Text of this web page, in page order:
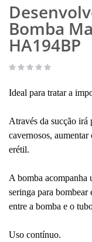
Bomba
HA194BP
Ideal para tratar a
Através da sucção irá
cavernosos,
erétil.
A bomba acompanha
seringa para bombear
entre a bomba e o
Uso contínuo.